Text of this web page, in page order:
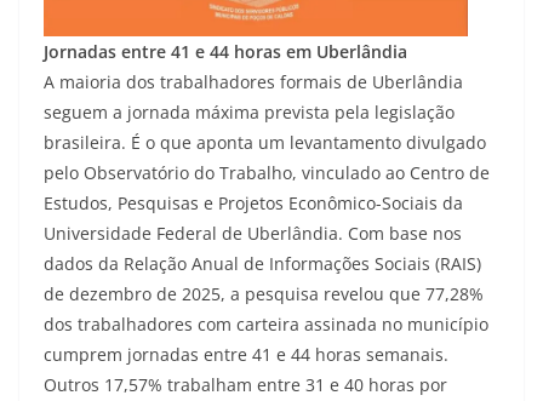
Jornadas entre 41 e 44 horas em Uberlândia
A maioria dos trabalhadores formais de Uberlândia
seguem a jornada máxima prevista pela legislação
brasileira. É o que aponta um levantamento divulgado
pelo Observatório do Trabalho, vinculado ao Centro de
Estudos, Pesquisas e Projetos Econômico-Sociais da
Universidade Federal de Uberlândia. Com base nos
dados da Relação Anual de Informações Sociais (RAIS)
de dezembro de 2025, a pesquisa revelou que 77,28%
dos trabalhadores com carteira assinada no município
cumprem jornadas entre 41 e 44 horas semanais.
Outros 17,57% trabalham entre 31 e 40 horas por